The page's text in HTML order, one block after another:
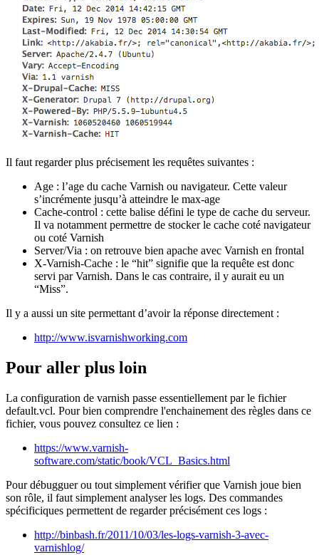
Il faut regarder plus précisement les requêtes suivantes :
Age : l’age du cache Varnish ou navigateur. Cette valeur
s’incrémente jusqu’à atteindre le max-age
Cache-control : cette balise défini le type de cache du serveur.
Il va notamment permettre de stocker le cache coté navigateur
ou coté Varnish
Server/Via : on retrouve bien apache avec Varnish en frontal
X-Varnish-Cache : le “hit” signifie que la requête est donc
servi par Varnish. Dans le cas contraire, il y aurait eu un
“Miss”.
Il y a aussi un site permettant d’avoir la réponse directement :
http://www.isvarnishworking.com
Pour aller plus loin
La configuration de varnish passe essentiellement par le fichier
default.vcl. Pour bien comprendre l'enchainement des règles dans ce
fichier, vous pouvez consultez ce lien :
https://www.varnish-
software.com/static/book/VCL_Basics.html
Pour débugguer ou tout simplement vérifier que Varnish joue bien
son rôle, il faut simplement analyser les logs. Des commandes
spécificiques permettent de regarder précisément ces logs :
http://binbash.fr/2011/10/03/les-logs-varnish-3-avec-
varnishlog/